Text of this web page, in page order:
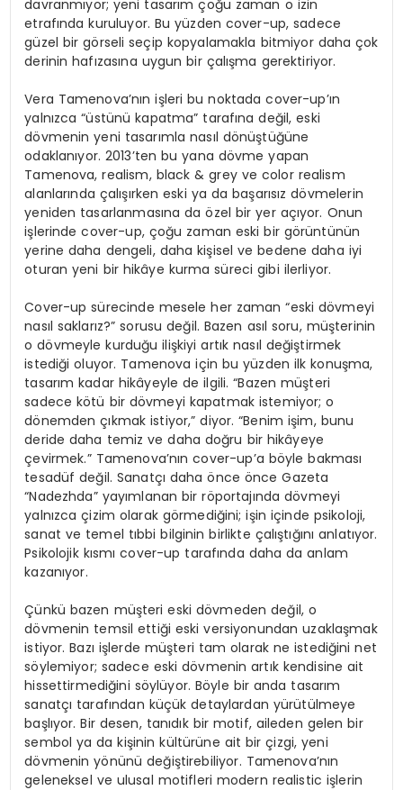
davranmıyor; yeni tasarım çoğu zaman o izin
etrafında kuruluyor. Bu yüzden cover-up, sadece
güzel bir görseli seçip kopyalamakla bitmiyor daha çok
derinin hafızasına uygun bir çalışma gerektiriyor.
Vera Tamenova’nın işleri bu noktada cover-up’ın
yalnızca “üstünü kapatma” tarafına değil, eski
dövmenin yeni tasarımla nasıl dönüştüğüne
odaklanıyor. 2013’ten bu yana dövme yapan
Tamenova, realism, black & grey ve color realism
alanlarında çalışırken eski ya da başarısız dövmelerin
yeniden tasarlanmasına da özel bir yer açıyor. Onun
işlerinde cover-up, çoğu zaman eski bir görüntünün
yerine daha dengeli, daha kişisel ve bedene daha iyi
oturan yeni bir hikâye kurma süreci gibi ilerliyor.
Cover-up sürecinde mesele her zaman “eski dövmeyi
nasıl saklarız?” sorusu değil. Bazen asıl soru, müşterinin
o dövmeyle kurduğu ilişkiyi artık nasıl değiştirmek
istediği oluyor. Tamenova için bu yüzden ilk konuşma,
tasarım kadar hikâyeyle de ilgili. “Bazen müşteri
sadece kötü bir dövmeyi kapatmak istemiyor; o
dönemden çıkmak istiyor,” diyor. “Benim işim, bunu
deride daha temiz ve daha doğru bir hikâyeye
çevirmek.” Tamenova’nın cover-up’a böyle bakması
tesadüf değil. Sanatçı daha önce önce Gazeta
“Nadezhda” yayımlanan bir röportajında dövmeyi
yalnızca çizim olarak görmediğini; işin içinde psikoloji,
sanat ve temel tıbbi bilginin birlikte çalıştığını anlatıyor.
Psikolojik kısmı cover-up tarafında daha da anlam
kazanıyor.
Çünkü bazen müşteri eski dövmeden değil, o
dövmenin temsil ettiği eski versiyonundan uzaklaşmak
istiyor. Bazı işlerde müşteri tam olarak ne istediğini net
söylemiyor; sadece eski dövmenin artık kendisine ait
hissettirmediğini söylüyor. Böyle bir anda tasarım
sanatçı tarafından küçük detaylardan yürütülmeye
başlıyor. Bir desen, tanıdık bir motif, aileden gelen bir
sembol ya da kişinin kültürüne ait bir çizgi, yeni
dövmenin yönünü değiştirebiliyor. Tamenova’nın
geleneksel ve ulusal motifleri modern realistic işlerin